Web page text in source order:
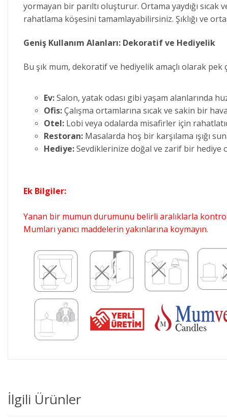
yormayan bir parıltı oluşturur. Ortama yaydığı
rahatlama köşesini tamamlayabilirsiniz. Şıklığı ve
Geniş Kullanım Alanları: Dekoratif ve Hediyelik
Bu şık mum, dekoratif ve hediyelik amaçlı olarak pek
Ev:Salon, yatak odası gibi yaşam alanlarında
Ofis:Çalışma ortamlarına sıcak ve sakin bir
Otel: Lobi veya odalarda misafirler için
Restoran: Masalarda hoş bir karşılama ışığı
Hediye:Sevdiklerinize doğal ve zarif bir
Ek Bilgiler:
Yanan bir mumun durumunu belirli aralıklarla
Mumları yanıcı maddelerin yakınlarına koymayın.
İlgili Ürünler